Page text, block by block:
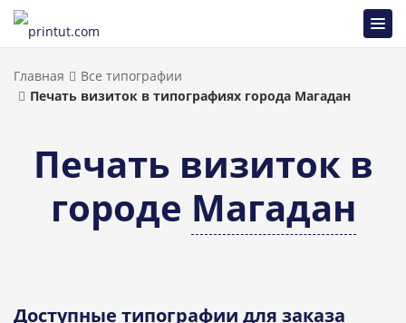
Главная
Все типографии
Печать визиток в типографиях города Магадан
Печать визиток в
городе Магадан
Доступные типографии для заказа